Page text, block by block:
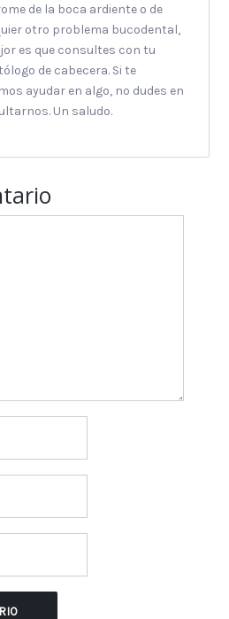
de la boca ardiente o de
otro problema bucodental,
es que consultes con tu
de cabecera. Si te
ayudar en algo, no dudes en
Un saludo.